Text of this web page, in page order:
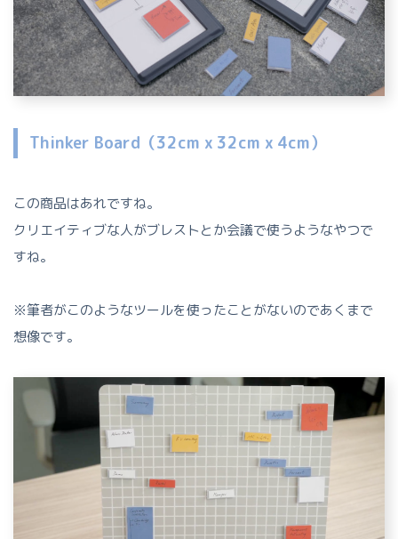
Thinker Board（32cm x 32cm x 4cm）
この商品はあれですね。
クリエイティブな人がブレストとか会議で使うようなやつで
すね。
※筆者がこのようなツールを使ったことがないのであくまで
想像です。